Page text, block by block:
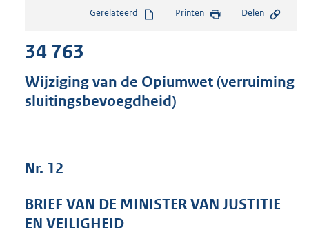
s
s
:
Gerelateerd Printen Delen
34 763
Wijziging van de Opiumwet (verruiming
sluitingsbevoegdheid)
Nr. 12
BRIEF VAN DE MINISTER VAN JUSTITIE
EN VEILIGHEID